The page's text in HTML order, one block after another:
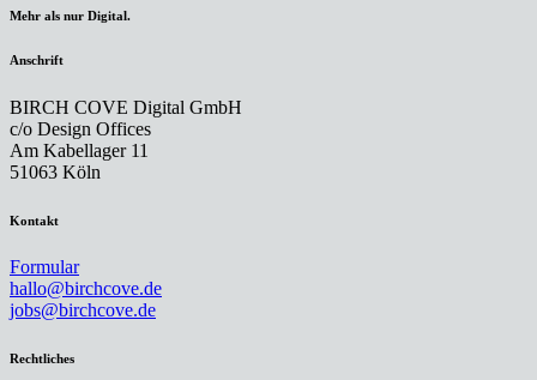
Mehr als nur Digital.
Anschrift
BIRCH COVE Digital GmbH
c/o Design Offices
Am Kabellager 11
51063 Köln
Kontakt
Formular
hallo@birchcove.de
jobs@birchcove.de
Rechtliches